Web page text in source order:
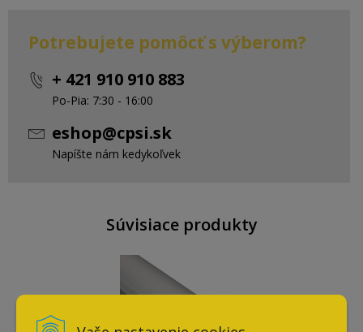
Potrebujete pomôcť s výberom?
+ 421 910 910 883
Po-Pia: 7:30 - 16:00
eshop@cpsi.sk
Napíšte nám kedykoľvek
Súvisiace produkty